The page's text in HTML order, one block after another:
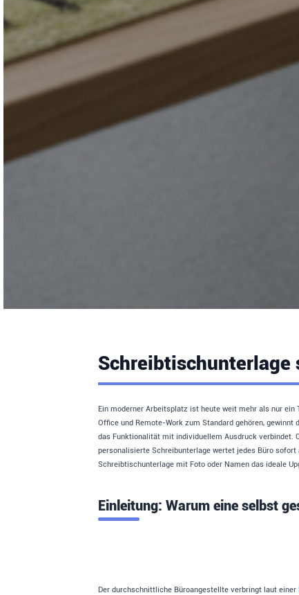
Schreibtischunterlage
Ein moderner Arbeitsplatz ist heute weit mehr als nur
Office und Remote-Work zum Standard gehören,
das Funktionalität mit individuellem Ausdruck verbindet.
personalisierte Schreibunterlage wertet jedes Büro
Schreibtischunterlage mit Foto oder Namen das ideale
Einleitung: Warum eine selbst
Der durchschnittliche Büroangestellte verbringt laut einer